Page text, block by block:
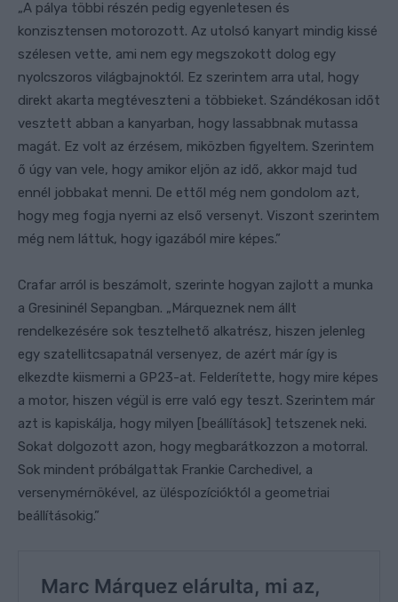
„A pálya többi részén pedig egyenletesen és
konzisztensen motorozott. Az utolsó kanyart mindig kissé
szélesen vette, ami nem egy megszokott dolog egy
nyolcszoros világbajnoktól. Ez szerintem arra utal, hogy
direkt akarta megtéveszteni a többieket. Szándékosan időt
vesztett abban a kanyarban, hogy lassabbnak mutassa
magát. Ez volt az érzésem, miközben figyeltem. Szerintem
ő úgy van vele, hogy amikor eljön az idő, akkor majd tud
ennél jobbakat menni. De ettől még nem gondolom azt,
hogy meg fogja nyerni az első versenyt. Viszont szerintem
még nem láttuk, hogy igazából mire képes.”
Crafar arról is beszámolt, szerinte hogyan zajlott a munka
a Gresininél Sepangban. „Márqueznek nem állt
rendelkezésére sok tesztelhető alkatrész, hiszen jelenleg
egy szatellitcsapatnál versenyez, de azért már így is
elkezdte kiismerni a GP23-at. Felderítette, hogy mire képes
a motor, hiszen végül is erre való egy teszt. Szerintem már
azt is kapiskálja, hogy milyen [beállítások] tetszenek neki.
Sokat dolgozott azon, hogy megbarátkozzon a motorral.
Sok mindent próbálgattak Frankie Carchedivel, a
versenymérnökével, az üléspozícióktól a geometriai
beállításokig.”